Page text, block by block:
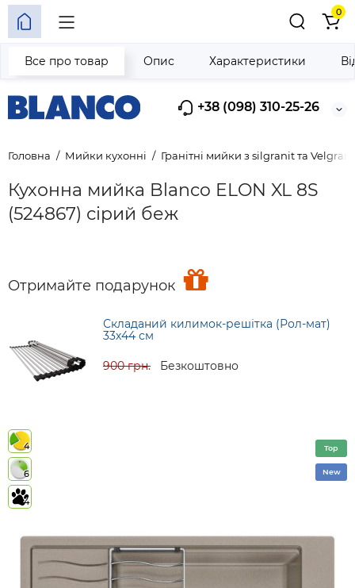
+38 (098) 310-25-26
0
Головна Мийки кухонні Гранітні мийки з silgranit та
Кухонна мийка Blanco ELON XL 8S
(524867) сірий беж
Отримайте подарунок
Складаний килимок-решітка (Рол-мат)
33х44 см
900 грн. Безкоштовно
Все про товар Опис Характеристики
4
6
4
Top
New